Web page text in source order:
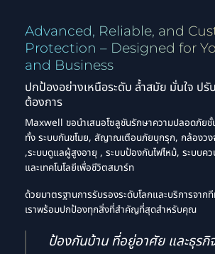
Advanced, Reliable, and
Protection – Designed for
and Business
ปกป้องอย่างเหนือระดับ ล้ำสมัย มั่นใจ ปรั
ต้องการ
Maxwell ขอนำเสนอโซลูชันรักษาความปลอดภัย
ทั้ง ระบบกันขโมย, สัญาณเตือนภัยบุกรุก, กล้องวง
,ระบบดูแลผู้สูงอายุ , ระบบป้องกันไฟไหม้, ระบบคว
และเทคโนโลยีเพื่อชีวิตสมาร์ท
ด้วยมาตรฐานการรับรองระดับโลกและบริการจาก
เราพร้อมปกป้องทุกสิ่งที่สำคัญที่สุดสำหรับคุณ
ป้องกันบ้าน ที่อยู่อาศัย และธุร